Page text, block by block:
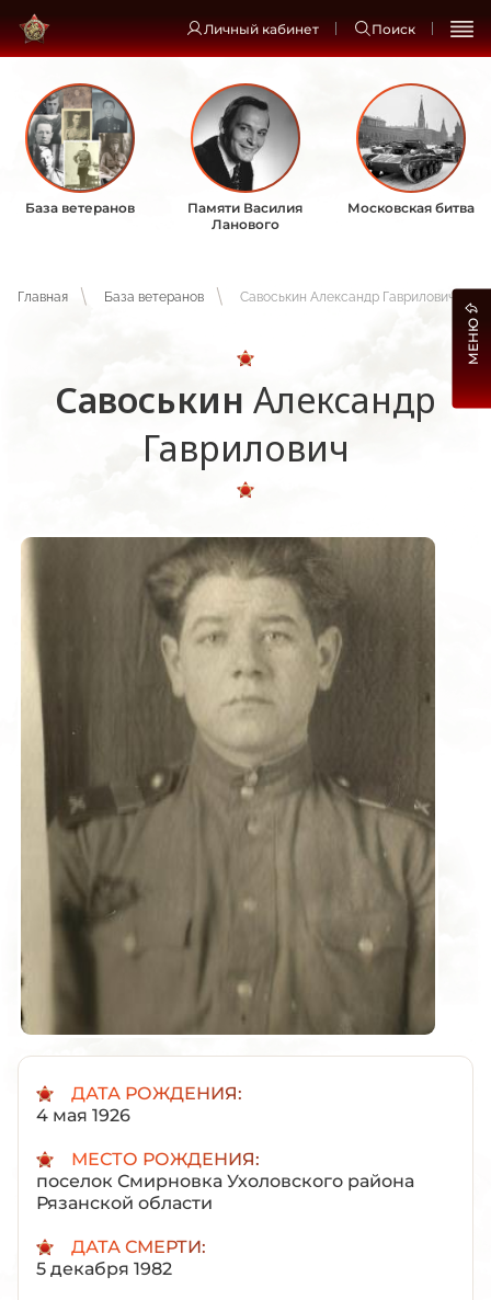
Личный кабинет Поиск
База ветеранов
Памяти Василия
Ланового
Московская битва
Главная База ветеранов Савоськин Александр Гаврилович
Савоськин Александр
Гаврилович
ДАТА РОЖДЕНИЯ:
4 мая 1926
МЕСТО РОЖДЕНИЯ:
поселок Смирновка Ухоловского района
Рязанской области
ДАТА СМЕРТИ:
5 декабря 1982
МЕНЮ